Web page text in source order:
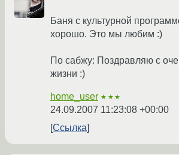
Баня с культурной
хорошо. Это мы любим :)
По сабжу: Поздравляю с
жизни :)
home_user ★★★
24.09.2007 11:23:08 +00:00
Ссылка